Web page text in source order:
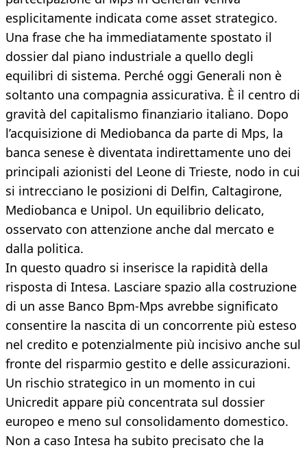
esplicitamente indicata come asset strategico.
Una frase che ha immediatamente spostato il
dossier dal piano industriale a quello degli
equilibri di sistema. Perché oggi Generali non è
soltanto una compagnia assicurativa. È il centro di
gravità del capitalismo finanziario italiano. Dopo
l’acquisizione di Mediobanca da parte di Mps, la
banca senese è diventata indirettamente uno dei
principali azionisti del Leone di Trieste, nodo in cui
si intrecciano le posizioni di Delfin, Caltagirone,
Mediobanca e Unipol. Un equilibrio delicato,
osservato con attenzione anche dal mercato e
dalla politica.
In questo quadro si inserisce la rapidità della
risposta di Intesa. Lasciare spazio alla costruzione
di un asse Banco Bpm-Mps avrebbe significato
consentire la nascita di un concorrente più esteso
nel credito e potenzialmente più incisivo anche sul
fronte del risparmio gestito e delle assicurazioni.
Un rischio strategico in un momento in cui
Unicredit appare più concentrata sul dossier
europeo e meno sul consolidamento domestico.
Non a caso Intesa ha subito precisato che la